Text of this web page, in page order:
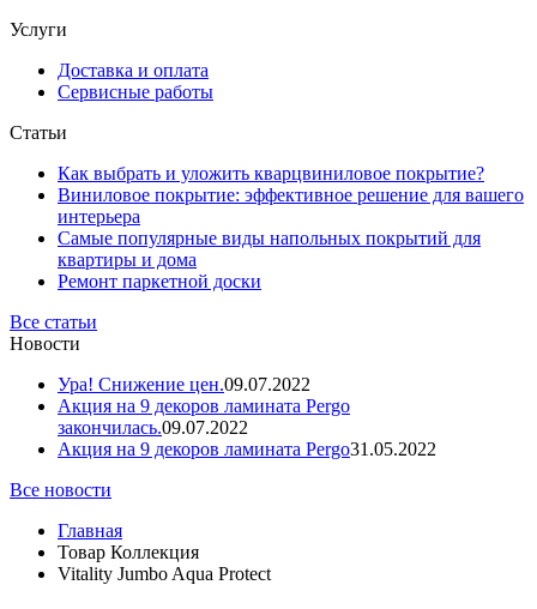
Услуги
Доставка и оплата
Сервисные работы
Статьи
Как выбрать и уложить кварцвиниловое покрытие?
Виниловое покрытие: эффективное решение для вашего
интерьера
Самые популярные виды напольных покрытий для
квартиры и дома
Ремонт паркетной доски
Все статьи
Новости
Ура! Снижение цен.09.07.2022
Акция на 9 декоров ламината Pergo
закончилась.09.07.2022
Акция на 9 декоров ламината Pergo31.05.2022
Все новости
Главная
Товар Коллекция
Vitality Jumbo Aqua Protect